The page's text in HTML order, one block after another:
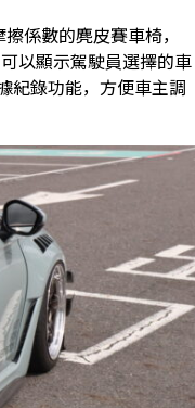
係數的麂皮賽車椅，
以顯示駕駛員選擇的車
紀錄功能，方便車主調